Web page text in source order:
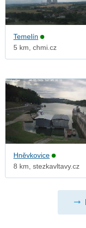
Temelín
5 km, chmi.cz
Hněvkovice
8 km, stezkavltavy.cz